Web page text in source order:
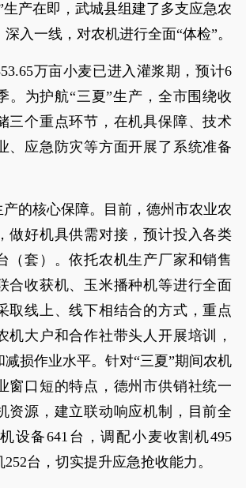
生产在即，武城县组建了多支应急农
入一线，对农机进行全面“体检”。
万亩小麦已进入灌浆期，预计6
。为护航“三夏”生产，全市围绕收
三个重点环节，在机具保障、技术
、应急防灾等方面开展了系统准备
产的核心保障。目前，德州市农业农
做好机具供需对接，预计投入各类
（套）。依托农机生产厂家和销售
合收获机、玉米播种机等进行全面
取线上、线下相结合的方式，重点
机大户和合作社带头人开展培训，
损作业水平。针对“三夏”期间农机
窗口短的特点，德州市供销社统一
资源，建立联动响应机制，目前全
设备641台，调配小麦收割机495
台，切实提升应急抢收能力。